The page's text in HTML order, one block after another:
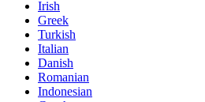
Irish
Greek
Turkish
Italian
Danish
Romanian
Indonesian